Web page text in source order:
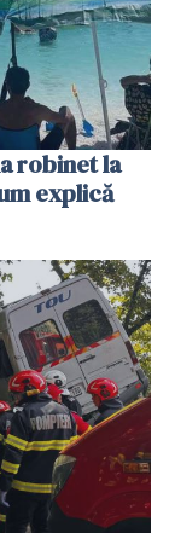
robinet la
explică